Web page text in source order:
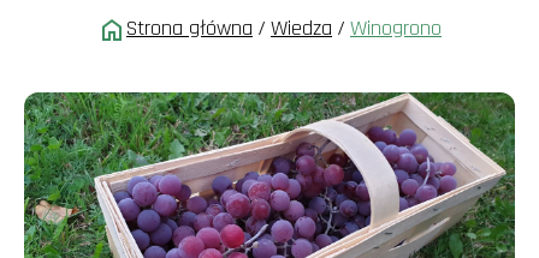
Strona główna / Wiedza / Winogrono